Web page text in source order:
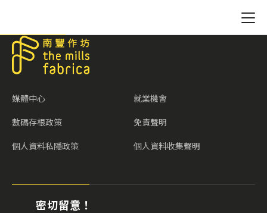
媒體中心 就業機會
數碼存根政策 免責聲明
個人資料私隱政策 個人資料收集聲明
密切留意！